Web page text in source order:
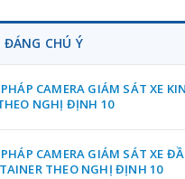
CHÚ Ý
CAMERA GIÁM SÁT XE
NGHỊ ĐỊNH 10
CAMERA GIÁM SÁT XE
THEO NGHỊ ĐỊNH 10